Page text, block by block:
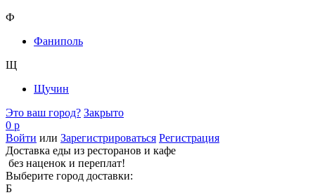
Ф
Фаниполь
Щ
Щучин
Это ваш город? Закрыто
0 р
Войти или Зарегистрироваться Регистрация
Доставка еды из ресторанов и кафе
без наценок и переплат!
Выберите город доставки:
Б